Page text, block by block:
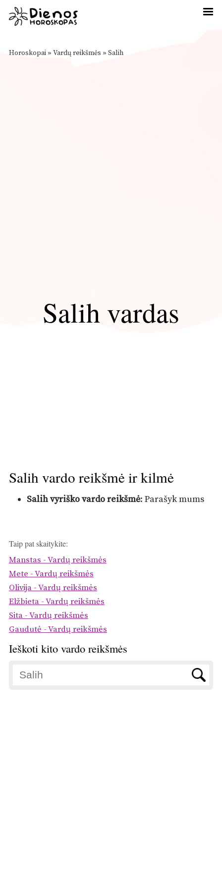
Horoskopai » Vardų reikšmės » Salih
Salih vardas
Salih vardo reikšmė ir kilmė
Salih vyriško vardo reikšmė: Parašyk mums
Taip pat skaitykite:
Manstas - Vardų reikšmės
Mete - Vardų reikšmės
Olivija - Vardų reikšmės
Elžbieta - Vardų reikšmės
Sita - Vardų reikšmės
Gaudutė - Vardų reikšmės
Ieškoti kito vardo reikšmės